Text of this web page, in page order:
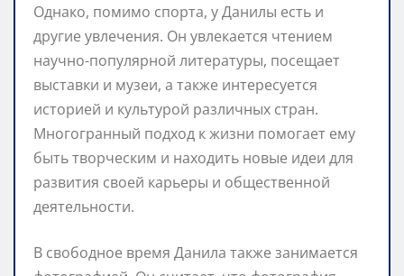
Однако, помимо спорта, у Данилы есть и
другие увлечения. Он увлекается чтением
научно-популярной литературы, посещает
выставки и музеи, а также интересуется
историей и культурой различных стран.
Многогранный подход к жизни помогает ему
быть творческим и находить новые идеи для
развития своей карьеры и общественной
деятельности.
В свободное время Данила также занимается